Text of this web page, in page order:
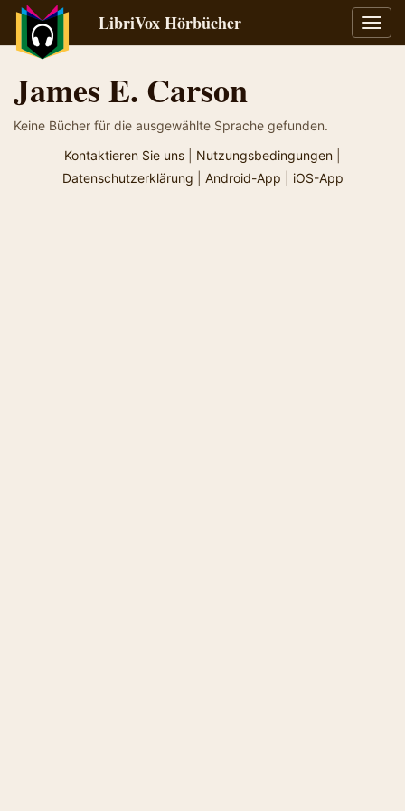
LibriVox Hörbücher
James E. Carson
Keine Bücher für die ausgewählte Sprache gefunden.
Kontaktieren Sie uns
Nutzungsbedingungen
Datenschutzerklärung
Android-App iOS-App